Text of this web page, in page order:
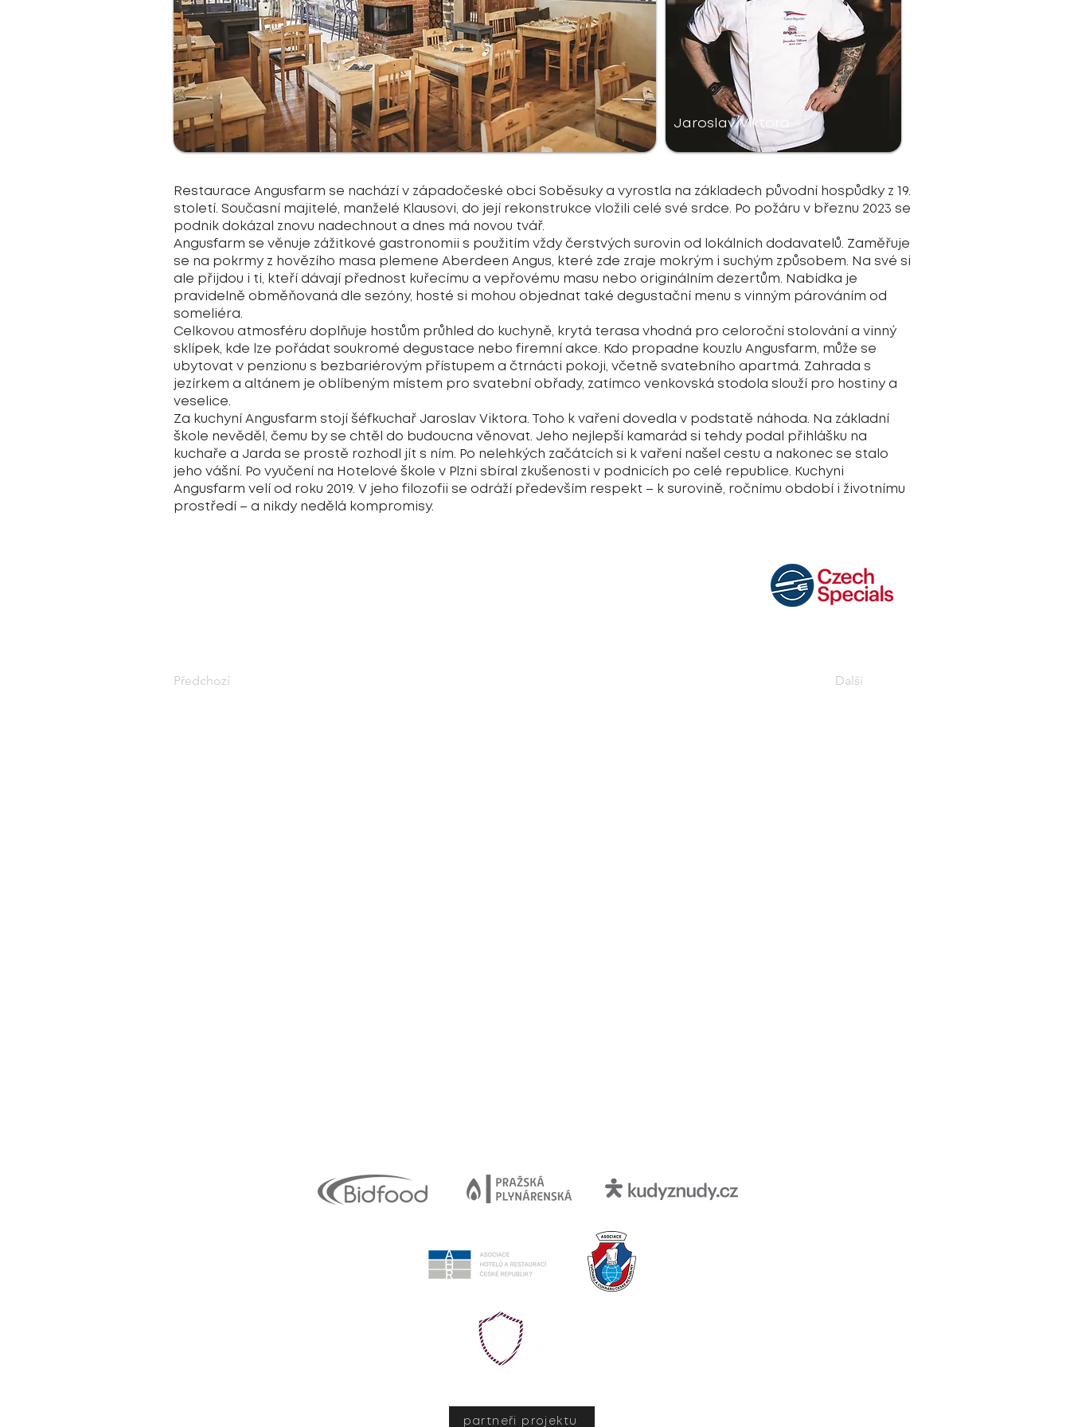
Jaroslav Viktora
Restaurace Angusfarm se nachází v západočeské obci Soběsuky a vyrostla na základech původní hospůdky z 19.
století. Současní majitelé, manželé Klausovi, do její rekonstrukce vložili celé své srdce. Po požáru v březnu 2023 se
podnik dokázal znovu nadechnout a dnes má novou tvář.
Angusfarm se věnuje zážitkové gastronomii s použitím vždy čerstvých surovin od lokálních dodavatelů. Zaměřuje
se na pokrmy z hovězího masa plemene Aberdeen Angus, které zde zraje mokrým i suchým způsobem. Na své si
ale přijdou i ti, kteří dávají přednost kuřecímu a vepřovému masu nebo originálním dezertům. Nabídka je
pravidelně obměňovaná dle sezóny, hosté si mohou objednat také degustační menu s vinným párováním od
someliéra.
Celkovou atmosféru doplňuje hostům průhled do kuchyně, krytá terasa vhodná pro celoroční stolování a vinný
sklípek, kde lze pořádat soukromé degustace nebo firemní akce. Kdo propadne kouzlu Angusfarm, může se
ubytovat v penzionu s bezbariérovým přístupem a čtrnácti pokoji, včetně svatebního apartmá. Zahrada s
jezírkem a altánem je oblíbeným místem pro svatební obřady, zatímco venkovská stodola slouží pro hostiny a
veselice.
Za kuchyní Angusfarm stojí šéfkuchař Jaroslav Viktora. Toho k vaření dovedla v podstatě náhoda. Na základní
škole nevěděl, čemu by se chtěl do budoucna věnovat. Jeho nejlepší kamarád si tehdy podal přihlášku na
kuchaře a Jarda se prostě rozhodl jít s ním. Po nelehkých začátcích si k vaření našel cestu a nakonec se stalo
jeho vášní. Po vyučení na Hotelové škole v Plzni sbíral zkušenosti v podnicích po celé republice. Kuchyni
Angusfarm velí od roku 2019. V jeho filozofii se odráží především respekt – k surovině, ročnímu období i životnímu
prostředí – a nikdy nedělá kompromisy.
Předchozí Další
partneři projektu